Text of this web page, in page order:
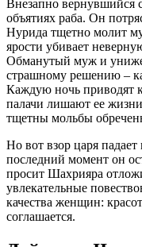
Внезапно вернувшийся
объятиях раба. Он
Нурида тщетно молит
ярости убивает
Обманутый муж и
страшному решению –
Каждую ночь приводят
палачи лишают ее
тщетны мольбы
Но вот взор царя
последний момент он
просит Шахрияра
увлекательные
качества женщин:
соглашается.